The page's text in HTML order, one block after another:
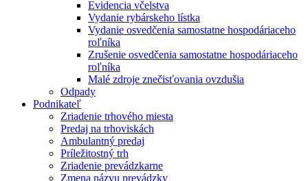
Evidencia včelstva
Vydanie rybárskeho lístka
Vydanie osvedčenia samostatne hospodáriaceho
roľníka
Zrušenie osvedčenia samostatne hospodáriaceho
roľníka
Malé zdroje znečisťovania ovzdušia
Odpady
Podnikateľ
Zriadenie trhového miesta
Predaj na trhoviskách
Ambulantný predaj
Príležitostný trh
Zriadenie prevádzkarne
Zmena názvu prevádzky